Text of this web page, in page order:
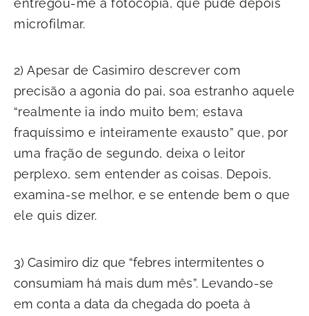
microfilmar.
2) Apesar de Casimiro descrever com
precisão a agonia do pai, soa estranho aquele
“realmente ia indo muito bem; estava
fraquíssimo e inteiramente exausto” que, por
uma fração de segundo, deixa o leitor
perplexo, sem entender as coisas. Depois,
examina-se melhor, e se entende bem o que
ele quis dizer.
3) Casimiro diz que “febres intermitentes o
consumiam há mais dum mês”. Levando-se
em conta a data da chegada do poeta à